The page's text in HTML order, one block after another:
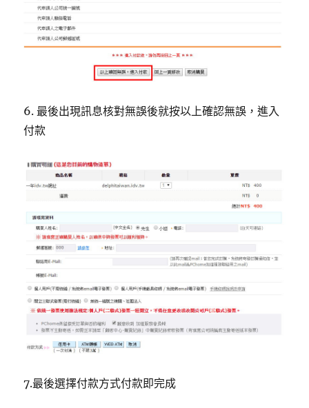
6. 最後出現訊息核對無誤後就按以上確認無誤，進入
付款
7.最後選擇付款方式付款即完成